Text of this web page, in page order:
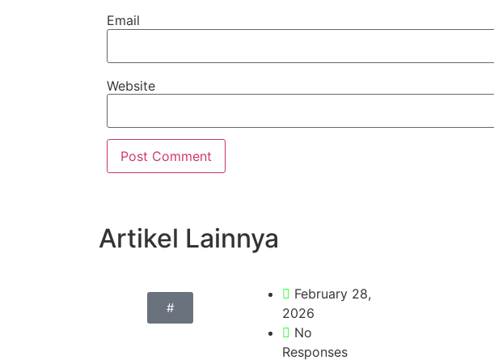
Email
Website
Artikel Lainnya
#
February 28,
2026
No
Responses